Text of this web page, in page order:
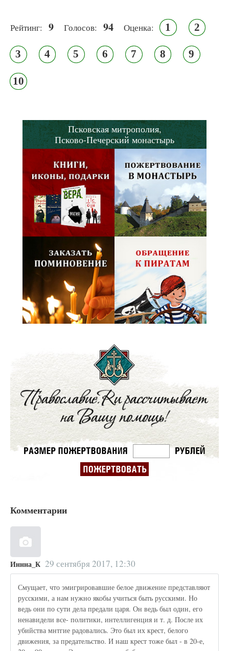
Рейтинг: 9 Голосов: 94 Оценка: 1 2
3 4 5 6 7 8 9
10
Псковская митрополия,
Псково-Печерский монастырь
Комментарии
Иннна_К 29 сентября 2017, 12:30
Смущает, что эмигрировавшие белое движение представляют
русскими, а нам нужно якобы учиться быть русскими. Но
ведь они по сути дела предали царя. Он ведь был один, его
ненавидели все- политики, интеллигенция и т. д. После их
убийства мнтгие радовались. Это был их крест, белого
движения, за предательство. И наш крест тоже был - в 20-е,